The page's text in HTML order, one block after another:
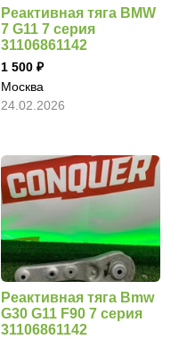
Реактивная тяга BMW
7 G11 7 серия
31106861142
1 500
Москва
24.02.2026
Реактивная тяга Bmw
G30 G11 F90 7 серия
31106861142